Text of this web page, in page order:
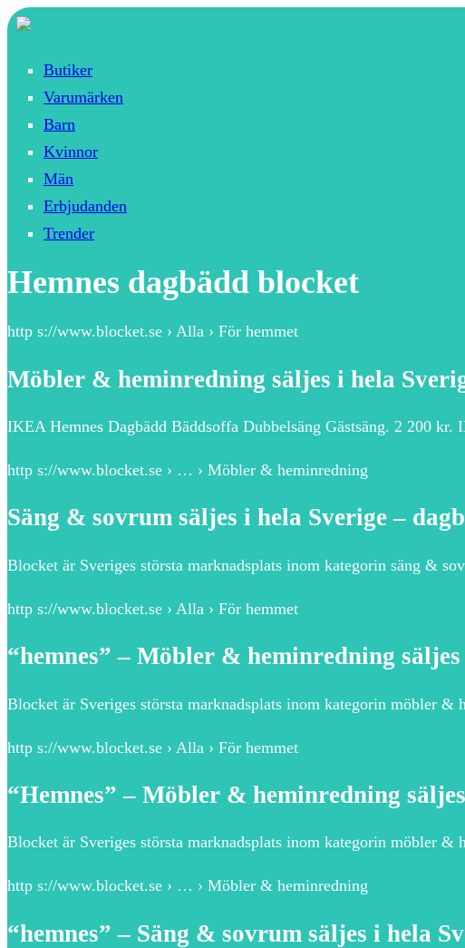
Butiker
Varumärken
Barn
Kvinnor
Män
Erbjudanden
Trender
Hemnes dagbädd blocket
http s://www.blocket.se › Alla › För hemmet
Möbler & heminredning säljes i hela
IKEA Hemnes Dagbädd Bäddsoffa Dubbelsäng Gästsäng. 2 200
http s://www.blocket.se › … › Möbler & heminredning
Säng & sovrum säljes i hela Sverige –
Blocket är Sveriges största marknadsplats inom kategorin säng &
http s://www.blocket.se › Alla › För hemmet
“hemnes” – Möbler & heminredning
Blocket är Sveriges största marknadsplats inom kategorin möbler
http s://www.blocket.se › Alla › För hemmet
“Hemnes” – Möbler & heminredning
Blocket är Sveriges största marknadsplats inom kategorin möbler &
http s://www.blocket.se › … › Möbler & heminredning
“hemnes” – Säng & sovrum säljes i hela